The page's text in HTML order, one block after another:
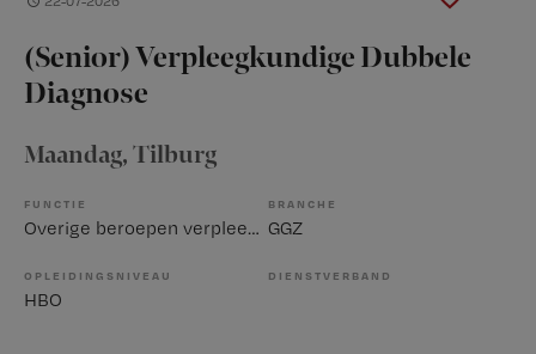
(Senior) Verpleegkundige Dubbele
Diagnose
Maandag, Tilburg
FUNCTIE
Overige beroepen verpleegkunde
BRANCHE
GGZ
OPLEIDINGSNIVEAU
HBO
DIENSTVERBAND